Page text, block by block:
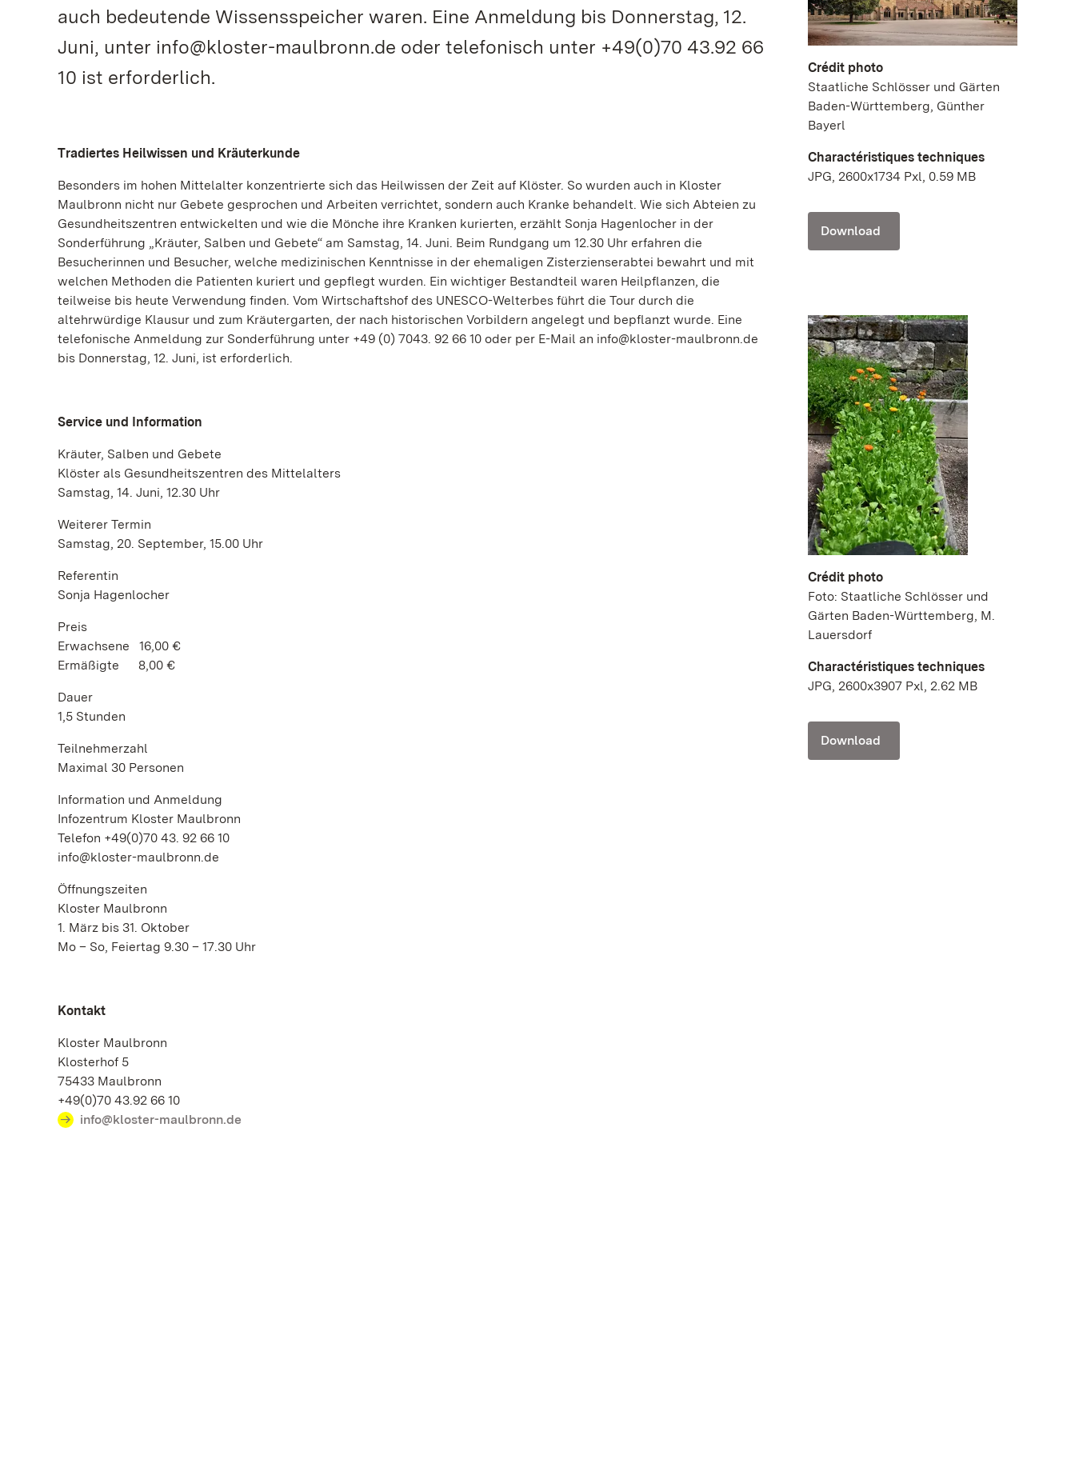
auch bedeutende Wissensspeicher waren. Eine Anmeldung bis Donnerstag, 12.
Juni, unter info@kloster-maulbronn.de oder telefonisch unter +49(0)70 43.92 66
10 ist erforderlich.
Tradiertes Heilwissen und Kräuterkunde
Besonders im hohen Mittelalter konzentrierte sich das Heilwissen der Zeit auf Klöster. So wurden auch in Kloster
Maulbronn nicht nur Gebete gesprochen und Arbeiten verrichtet, sondern auch Kranke behandelt. Wie sich Abteien zu
Gesundheitszentren entwickelten und wie die Mönche ihre Kranken kurierten, erzählt Sonja Hagenlocher in der
Sonderführung „Kräuter, Salben und Gebete“ am Samstag, 14. Juni. Beim Rundgang um 12.30 Uhr erfahren die
Besucherinnen und Besucher, welche medizinischen Kenntnisse in der ehemaligen Zisterzienserabtei bewahrt und mit
welchen Methoden die Patienten kuriert und gepflegt wurden. Ein wichtiger Bestandteil waren Heilpflanzen, die
teilweise bis heute Verwendung finden. Vom Wirtschaftshof des UNESCO-Welterbes führt die Tour durch die
altehrwürdige Klausur und zum Kräutergarten, der nach historischen Vorbildern angelegt und bepflanzt wurde. Eine
telefonische Anmeldung zur Sonderführung unter +49 (0) 7043. 92 66 10 oder per E-Mail an info@kloster-maulbronn.de
bis Donnerstag, 12. Juni, ist erforderlich.
Service und Information
Kräuter, Salben und Gebete
Klöster als Gesundheitszentren des Mittelalters
Samstag, 14. Juni, 12.30 Uhr
Weiterer Termin
Samstag, 20. September, 15.00 Uhr
Referentin
Sonja Hagenlocher
Preis
Erwachsene 16,00 €
Ermäßigte 8,00 €
Dauer
1,5 Stunden
Teilnehmerzahl
Maximal 30 Personen
Information und Anmeldung
Infozentrum Kloster Maulbronn
Telefon +49(0)70 43. 92 66 10
info@kloster-maulbronn.de
Öffnungszeiten
Kloster Maulbronn
1. März bis 31. Oktober
Mo – So, Feiertag 9.30 – 17.30 Uhr
Kontakt
Kloster Maulbronn
Klosterhof 5
75433 Maulbronn
+49(0)70 43.92 66 10
info@kloster-maulbronn.de
Crédit photo
Staatliche Schlösser und Gärten
Baden-Württemberg, Günther
Bayerl
Charactéristiques techniques
JPG, 2600x1734 Pxl, 0.59 MB
Download
Crédit photo
Foto: Staatliche Schlösser und
Gärten Baden-Württemberg, M.
Lauersdorf
Charactéristiques techniques
JPG, 2600x3907 Pxl, 2.62 MB
Download